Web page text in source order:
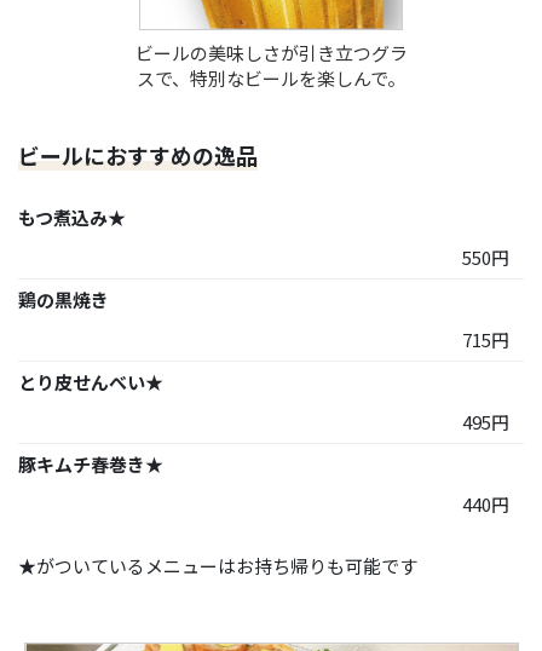
ビールの美味しさが引き立つグラ
スで、特別なビールを楽しんで。
ビールにおすすめの逸品
もつ煮込み★
550円
鶏の黒焼き
715円
とり皮せんべい★
495円
豚キムチ春巻き★
440円
★がついているメニューはお持ち帰りも可能です